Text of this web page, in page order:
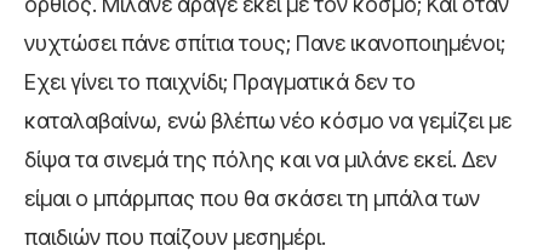
νυχτώσει πάνε σπίτια τους; Πανε ικανοποιημένοι;
Εχει γίνει το παιχνίδι; Πραγματικά δεν το
καταλαβαίνω, ενώ βλέπω νέο κόσμο να γεμίζει με
δίψα τα σινεμά της πόλης και να μιλάνε εκεί. Δεν
είμαι ο μπάρμπας που θα σκάσει τη μπάλα των
παιδιών που παίζουν μεσημέρι.